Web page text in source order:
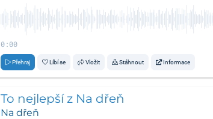
0:00
Přehraj Líbí se Vložit Stáhnout Informace
To nejlepší z Na dřeň
Na dřeň